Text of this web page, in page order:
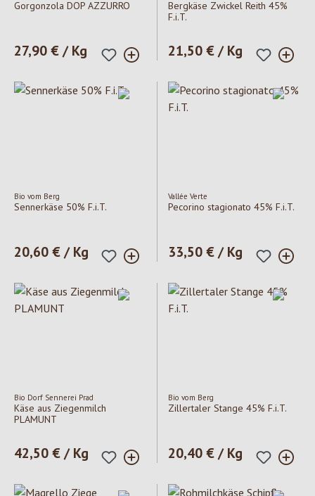
Gorgonzola DOP AZZURRO
Regulärer Preis:
27,90 € / Kg
Bergkäse Zwickel Reith 45%
F.i.T.
Regulärer Preis:
21,50 € / Kg
Bio vom Berg
Sennerkäse 50% F.i.T.
Regulärer Preis:
20,60 € / Kg
Vallée Verte
Pecorino stagionato 45% F.i.T.
Regulärer Preis:
33,50 € / Kg
Bio Dorf Sennerei Prad
Käse aus Ziegenmilch
PLAMUNT
Regulärer Preis:
42,50 € / Kg
Bio vom Berg
Zillertaler Stange 45% F.i.T.
Regulärer Preis:
20,40 € / Kg